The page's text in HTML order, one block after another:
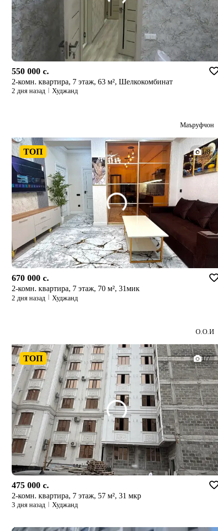
550 000 c.
2-комн. квартира, 7 этаж, 63 м², Шелкокомбинат
2 дня назад Худжанд
Маъруфчон
ТОП 1/8
670 000 c.
2-комн. квартира, 7 этаж, 70 м², 31мик
2 дня назад Худжанд
О.О.И
ТОП 1/7
475 000 c.
2-комн. квартира, 7 этаж, 57 м², 31 мкр
3 дня назад Худжанд